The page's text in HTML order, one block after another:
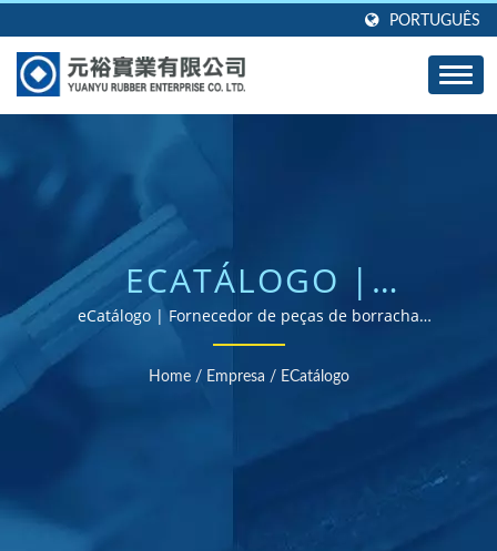
PORTUGUÊS
ECATÁLOGO |
GROMMETS, VEDANTES
E JUNTAS DE
BORRACHA
PERSONALIZADAS -
eCatálogo | Fornecedor de peças de borracha
certificado ISO e RoHS
Home / Empresa / ECatálogo